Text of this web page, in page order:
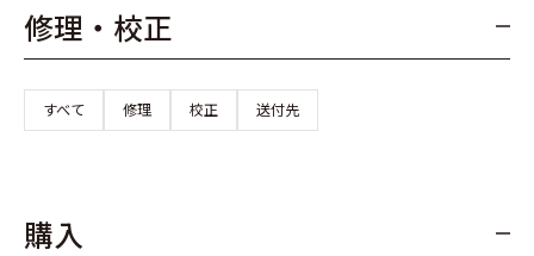
修理・校正
すべて 修理 校正 送付先
購入